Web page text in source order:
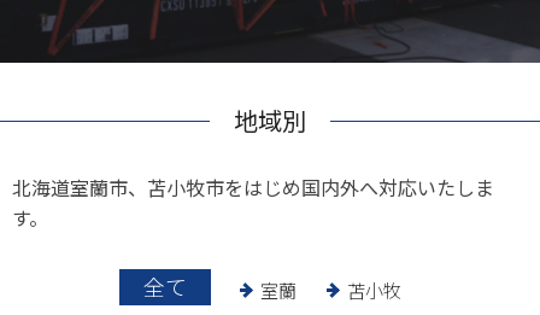
地域別
北海道室蘭市、苫小牧市をはじめ国内外へ対応いたしま
す。
全て 室蘭 苫小牧